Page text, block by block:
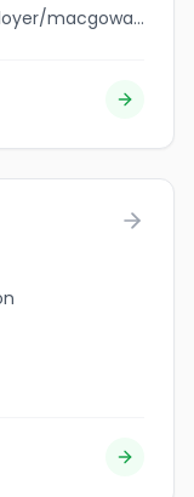
jobbank.gc.ca/browsejobs/employer/macgowan+nursing+homes+ltd./ca